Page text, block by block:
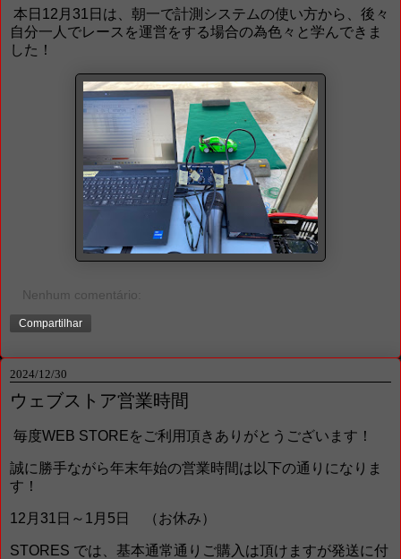
本日12月31日は、朝一で計測システムの使い方から、後々
自分一人でレースを運営をする場合の為色々と学んできま
した！
Nenhum comentário:
Compartilhar
2024/12/30
ウェブストア営業時間
毎度WEB STOREをご利用頂きありがとうございます！
誠に勝手ながら年末年始の営業時間は以下の通りになりま
す！
12月31日～1月5日 （お休み）
STORES では、基本通常通りご購入は頂けますが発送に付